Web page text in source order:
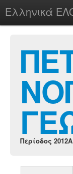
Ελληνικά
chesstu.be @
Login
Περίοδος 2012A